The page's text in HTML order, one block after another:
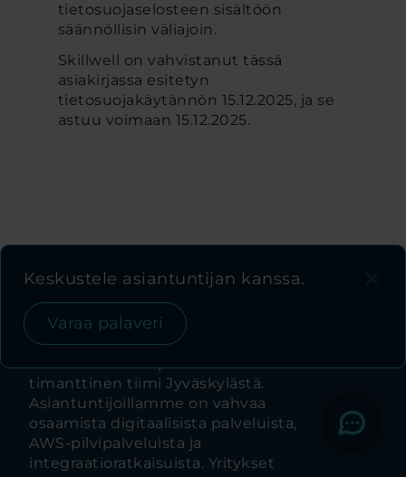
tietosuojaselosteen sisältöön
säännöllisin väliajoin.
Skillwell on vahvistanut tässä
asiakirjassa esitetyn
tietosuojakäytännön 15.12.2025, ja se
astuu voimaan 15.12.2025.
Skillwell on 2018 perustettu
timanttinen tiimi Jyväskylästä.
Asiantuntijoillamme on vahvaa
osaamista digitaalisista palveluista,
AWS-pilvipalveluista ja
integraatioratkaisuista. Yritykset
Keskustele asiantuntijan kanssa.
Varaa palaveri